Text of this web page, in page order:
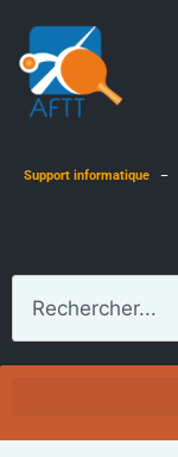
Support informatique –